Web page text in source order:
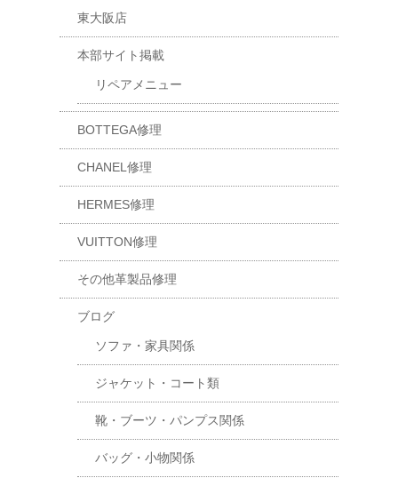
東大阪店
本部サイト掲載
リペアメニュー
BOTTEGA修理
CHANEL修理
HERMES修理
VUITTON修理
その他革製品修理
ブログ
ソファ・家具関係
ジャケット・コート類
靴・ブーツ・パンプス関係
バッグ・小物関係